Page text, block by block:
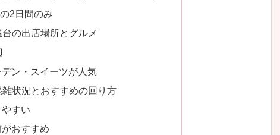
2日間のみ
の出店場所とグルメ
ン・スイーツが人気
状況とおすすめの回り方
すい
おすすめ